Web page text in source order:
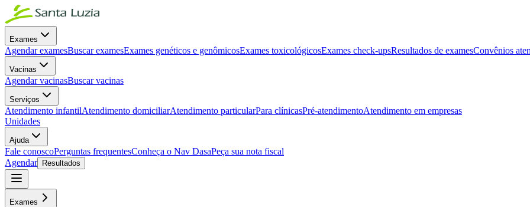
Exames
Agendar examesBuscar examesExames genéticos e genômicosExames toxicológicosExames check-upsResultados de examesConvênios
Vacinas
Agendar vacinasBuscar vacinas
Serviços
Atendimento infantilAtendimento domiciliarAtendimento particularPara clínicasPré-atendimentoAtendimento em empresas
Unidades
Ajuda
Fale conoscoPerguntas frequentesConheça o Nav DasaPeça sua nota fiscal
Agendar
Resultados
Exames